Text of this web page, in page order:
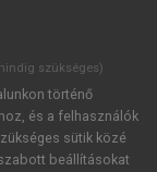
a szotar.netés a
szükséges)
történő
és a felhasználók
sütik közé
beállításokat